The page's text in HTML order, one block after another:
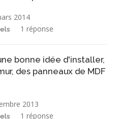
2014
1 réponse
bonne idée d'installer,
des panneaux de MDF
2013
1 réponse